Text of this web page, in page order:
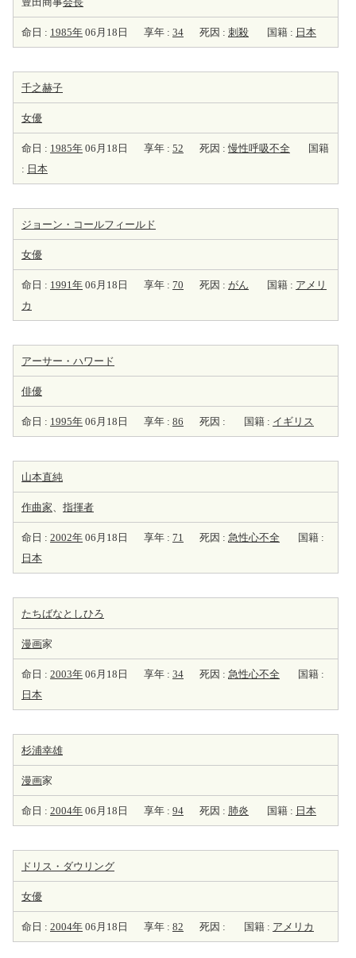
命日 : 1985年 06月18日 享年 : 34 死因 : 刺殺 国籍 : 日本
千之赫子
女優
命日 : 1985年 06月18日 享年 : 52 死因 : 慢性呼吸不全
国籍
: 日本
ジョーン・コールフィールド
女優
命日 : 1991年 06月18日 享年 : 70 死因 : がん 国籍 : アメリ
カ
アーサー・ハワード
俳優
命日 : 1995年 06月18日 享年 : 86 死因 : 国籍 : イギリス
山本直純
作曲家、 指揮者
命日 : 2002年 06月18日 享年 : 71 死因 : 急性心不全
国籍 :
日本
たちばなとしひろ
漫画家
命日 : 2003年 06月18日 享年 : 34 死因 : 急性心不全
国籍 :
日本
杉浦幸雄
漫画家
命日 : 2004年 06月18日 享年 : 94 死因 : 肺炎 国籍 : 日本
ドリス・ダウリング
女優
命日 : 2004年 06月18日 享年 : 82 死因 : 国籍 : アメリカ